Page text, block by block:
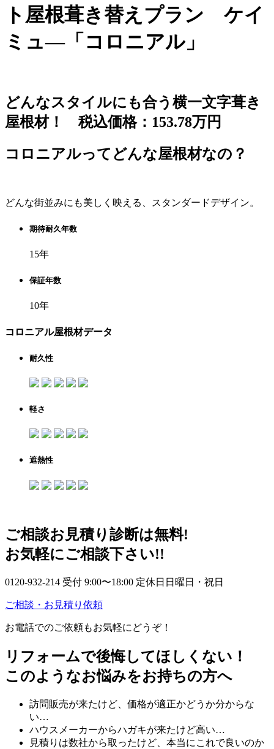
ト屋根葺き替えプラン ケイ
ミュ―「コロニアル」
どんなスタイルにも合う横一文字葺き
屋根材！ 税込価格：153.78万円
コロニアルってどんな屋根材なの？
どんな街並みにも美しく映える、スタンダードデザイン。
期待耐久年数
15年
保証年数
10年
コロニアル屋根材データ
耐久性
軽さ
遮熱性
ご相談お見積り 診断は無料!
お気軽にご相談下さい!!
0120-932-214 受付 9:00〜18:00 定休日日曜日・祝日
ご相談・お見積り依頼
お電話でのご依頼もお気軽にどうぞ！
リフォームで後悔してほしくない！
このようなお悩みをお持ちの方へ
訪問販売が来たけど、価格が適正かどうか分からな
い…
ハウスメーカーからハガキが来たけど高い…
見積りは数社から取ったけど、本当にこれで良いのか